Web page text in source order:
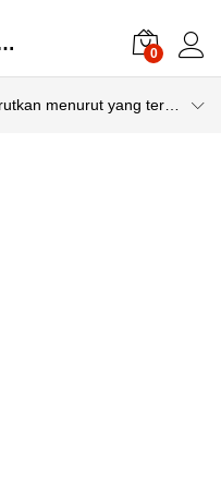
Kursi Kantor Hidrolik 0